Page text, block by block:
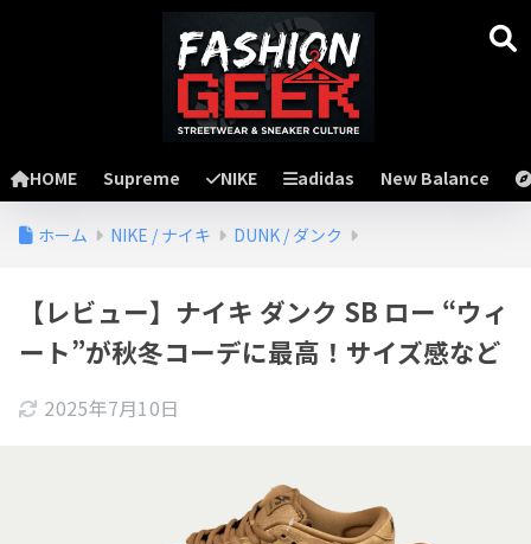
HOME Supreme NIKE adidas New Balance
ホーム NIKE / ナイキ DUNK / ダンク
【レビュー】ナイキ ダンク SB ロー “ウィ
ート”が秋冬コーデに最高！サイズ感など
2025年7月10日